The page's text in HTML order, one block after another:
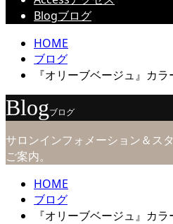
Blogブログ
HOME
ブログ
『オリーブベージュ』カラ
Blogブログ
サロンインフォメーション＆ス
ご案内。
HOME
ブログ
『オリーブベージュ』カラ